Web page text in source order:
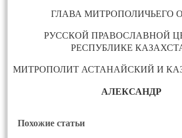
ГЛАВА МИТРОПОЛИЧЬЕГО
РУССКОЙ ПРАВОСЛАВНОЙ
РЕСПУБЛИКЕ
МИТРОПОЛИТ АСТАНАЙСКИЙ И
АЛЕКСАНДР
Похожие статьи